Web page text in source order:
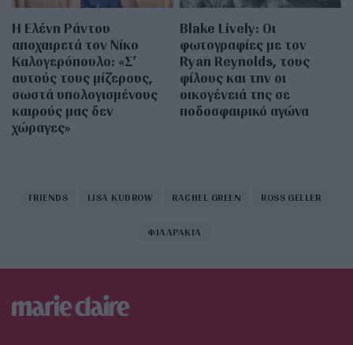
Η Ελένη Ράντου
αποχαιρετά τον Νίκο
Καλογερόπουλο: «Σ’
αυτούς τους μίζερους,
σωστά υπολογισμένους
καιρούς μας δεν
χώραγες»
Blake Lively: Οι
φωτογραφίες με τον
Ryan Reynolds, τους
φίλους και την οι
οικογένειά της σε
ποδοσφαιρικό αγώνα
FRIENDS LISA KUDROW RACHEL GREEN ROSS GELLER
ΦΙΛΑΡΑΚΙΑ